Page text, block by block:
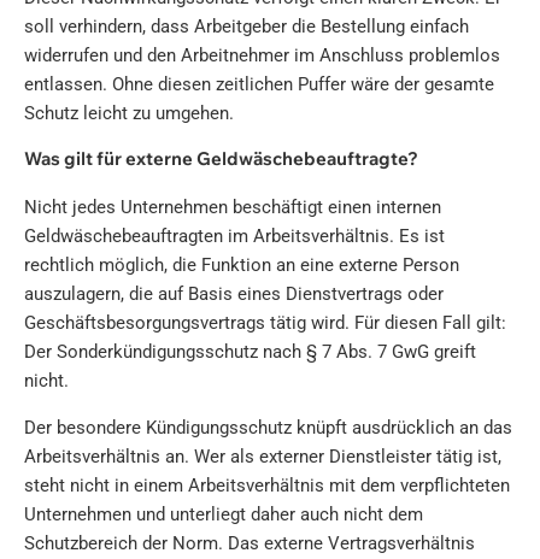
soll verhindern, dass Arbeitgeber die Bestellung einfach
widerrufen und den Arbeitnehmer im Anschluss problemlos
entlassen. Ohne diesen zeitlichen Puffer wäre der gesamte
Schutz leicht zu umgehen.
Was gilt für externe Geldwäschebeauftragte?
Nicht jedes Unternehmen beschäftigt einen internen
Geldwäschebeauftragten im Arbeitsverhältnis. Es ist
rechtlich möglich, die Funktion an eine externe Person
auszulagern, die auf Basis eines Dienstvertrags oder
Geschäftsbesorgungsvertrags tätig wird. Für diesen Fall gilt:
Der Sonderkündigungsschutz nach § 7 Abs. 7 GwG greift
nicht.
Der besondere Kündigungsschutz knüpft ausdrücklich an das
Arbeitsverhältnis an. Wer als externer Dienstleister tätig ist,
steht nicht in einem Arbeitsverhältnis mit dem verpflichteten
Unternehmen und unterliegt daher auch nicht dem
Schutzbereich der Norm. Das externe Vertragsverhältnis